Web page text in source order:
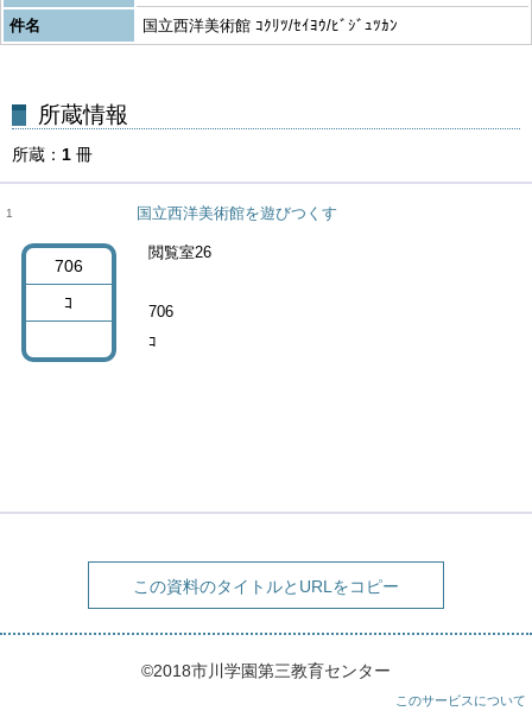
件名
国立西洋美術館 ｺｸﾘﾂ/ｾｲﾖｳ/ﾋﾞｼﾞｭﾂｶﾝ
所蔵 1 冊
1
706
ｺ
国立西洋美術館を遊びつくす
閲覧室26
706
ｺ
この資料のタイトルとURLをコピー
©2018市川学園第三教育センター
このサービスについて